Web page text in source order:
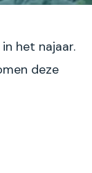
het najaar.
deze